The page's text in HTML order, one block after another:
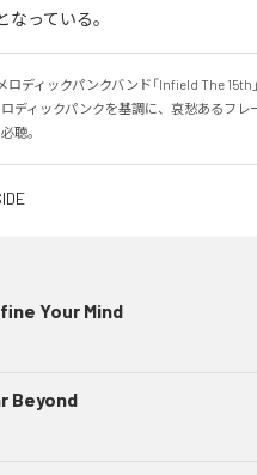
なっている。
ロディックパンクバンド「Infield The 15th
ディックパンクを基調に、哀愁あるフレ
聴。
Your Mind
Beyond